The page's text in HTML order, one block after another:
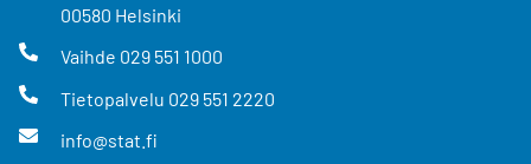
00580 Helsinki
Vaihde 029 551 1000
Tietopalvelu 029 551 2220
info@stat.fi